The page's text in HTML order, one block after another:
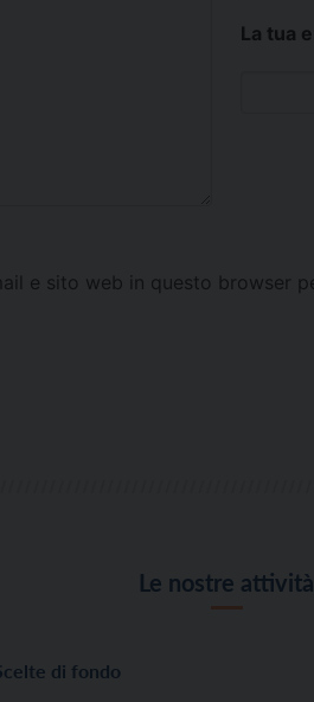
La tua
e sito web in questo browser
Le nostre attività
di fondo